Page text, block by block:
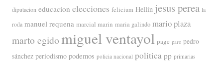
diputacion educacion elecciones felicium Hellín jesus perea la
roda manuel requena marcial marin maria galindo mario plaza
marto egido miguel ventayol page paro pedro
sánchez periodismo podemos policia nacional politica pp primarias